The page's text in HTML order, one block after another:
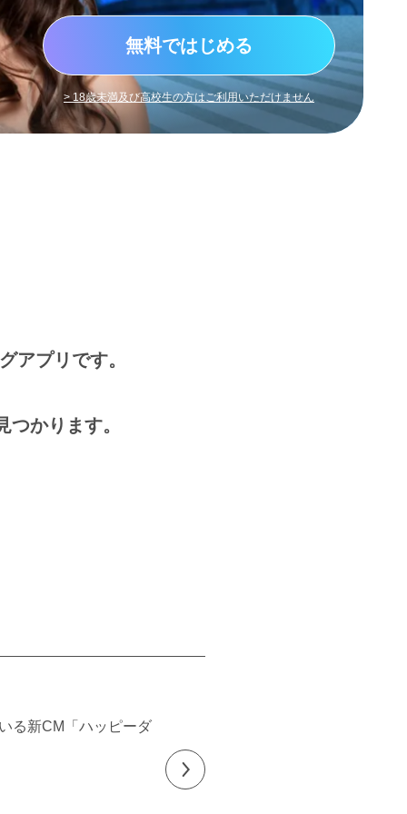
無料ではじめる
> 18歳未満及び高校生の方はご利用いただけません
アプリです。
かります。
る新CM「ハッピーダ